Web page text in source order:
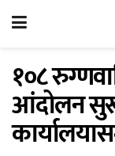
१०८
आंदोलन